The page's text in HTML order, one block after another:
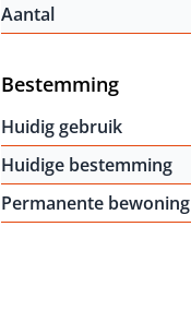
Aantal
Bestemming
Huidig gebruik
Huidige bestemming
Permanente bewoning